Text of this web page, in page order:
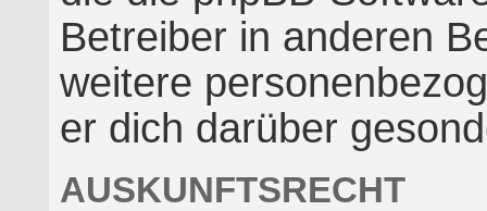
Betreiber in anderen
weitere
er dich darüber
AUSKUNFTSRECHT